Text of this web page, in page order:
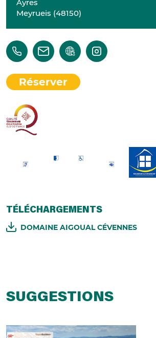
Ayres
Meyrueis (48150)
Réserver
TÉLÉCHARGEMENTS
DOMAINE AIGOUAL CÉVENNES
SUGGESTIONS